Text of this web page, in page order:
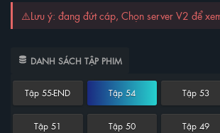
⚠️Lưu ý: đang đứt cáp, Chọn server V2 để
DANH SÁCH TẬP PHIM
Tập 55-END Tập 54 Tập 53
Tập 51 Tập 50 Tập 49